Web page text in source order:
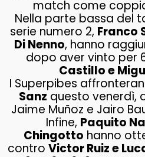
match come
Nella parte bassa del
serie numero 2, Franco
Di Nenno, hanno
dopo aver vinto per
Castillo e
I Superpibes
Sanz questo venerdì,
Jaime Muñoz e Jairo
Infine, Paquito
Chingotto hanno
contro Victor Ruiz e